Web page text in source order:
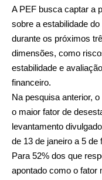
A PEF busca captar a
sobre a estabilidade
durante os próximos
dimensões, como
estabilidade e
financeiro.
Na pesquisa anterior,
o maior fator de
levantamento
de 13 de janeiro a 5 de
Para 52% dos que
apontado como o fator